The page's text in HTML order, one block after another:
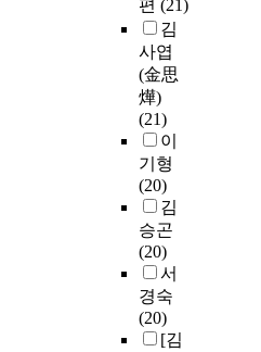
편 (21)
김
사엽
(金思
燁)
(21)
이
기형
(20)
김
승곤
(20)
서
경숙
(20)
[김